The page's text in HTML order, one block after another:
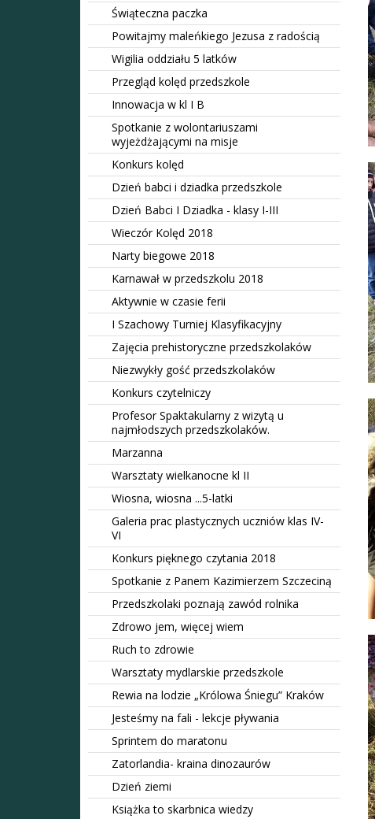
Świąteczna paczka
Powitajmy maleńkiego Jezusa z radością
Wigilia oddziału 5 latków
Przegląd kolęd przedszkole
Innowacja w kl I B
Spotkanie z wolontariuszami
wyjeżdżającymi na misje
Konkurs kolęd
Dzień babci i dziadka przedszkole
Dzień Babci I Dziadka - klasy I-III
Wieczór Kolęd 2018
Narty biegowe 2018
Karnawał w przedszkolu 2018
Aktywnie w czasie ferii
I Szachowy Turniej Klasyfikacyjny
Zajęcia prehistoryczne przedszkolaków
Niezwykły gość przedszkolaków
Konkurs czytelniczy
Profesor Spaktakularny z wizytą u
najmłodszych przedszkolaków.
Marzanna
Warsztaty wielkanocne kl II
Wiosna, wiosna ...5-latki
Galeria prac plastycznych uczniów klas IV-
VI
Konkurs pięknego czytania 2018
Spotkanie z Panem Kazimierzem Szczeciną
Przedszkolaki poznają zawód rolnika
Zdrowo jem, więcej wiem
Ruch to zdrowie
Warsztaty mydlarskie przedszkole
Rewia na lodzie „Królowa Śniegu” Kraków
Jesteśmy na fali - lekcje pływania
Sprintem do maratonu
Zatorlandia- kraina dinozaurów
Dzień ziemi
Książka to skarbnica wiedzy